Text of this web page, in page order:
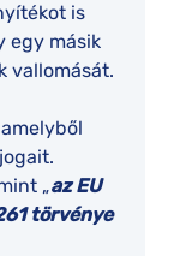
is
egy másik
vallomását.
„az EU
törvénye